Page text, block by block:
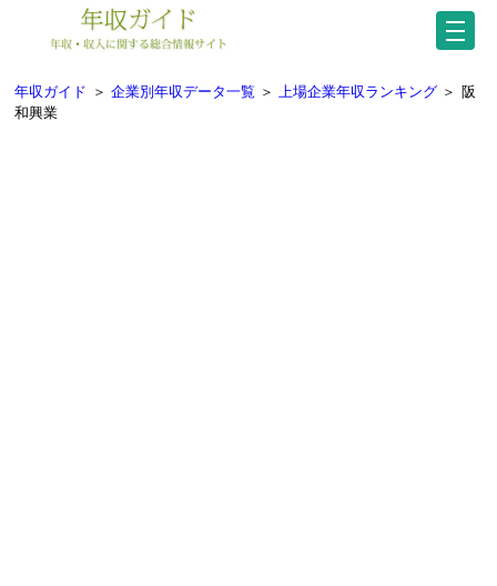
年収ガイド ＞ 企業別年収データ一覧 ＞ 上場企業年収ランキング ＞ 阪
和興業